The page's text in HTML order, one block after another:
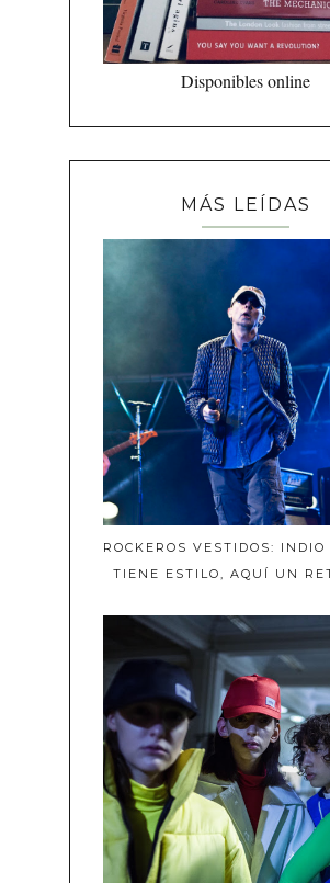
Disponibles online
MÁS LEÍDAS
ROCKEROS VESTIDOS: INDIO
TIENE ESTILO, AQUÍ UN